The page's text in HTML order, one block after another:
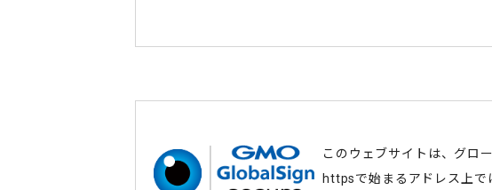
このウェブサイトは、グロ
httpsで始まるアドレス上で